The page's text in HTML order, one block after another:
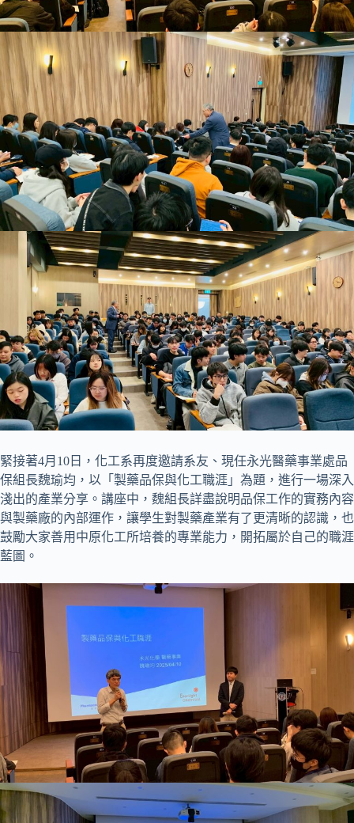
緊接著4月10日，化工系再度邀請系友、現任永光醫藥事業處品
保組長魏瑜均，以「製藥品保與化工職涯」為題，進行一場深入
淺出的產業分享。講座中，魏組長詳盡說明品保工作的實務內容
與製藥廠的內部運作，讓學生對製藥產業有了更清晰的認識，也
鼓勵大家善用中原化工所培養的專業能力，開拓屬於自己的職涯
藍圖。